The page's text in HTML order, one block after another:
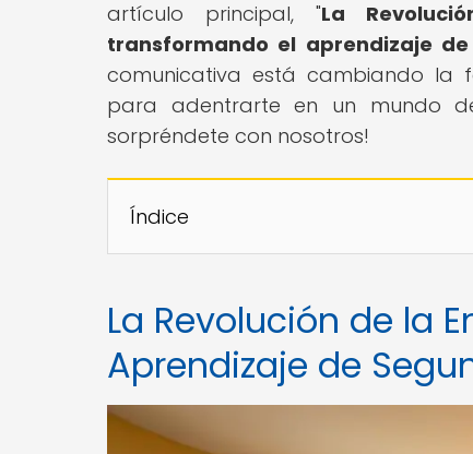
artículo principal, "La
transformando el aprendizaje
comunicativa está cambiando la
para adentrarte en un mundo
sorpréndete con nosotros!
Índice
La Revolución de la
Aprendizaje de